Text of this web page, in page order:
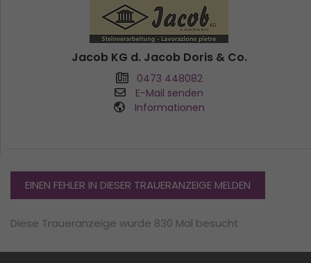
Jacob KG d. Jacob Doris & Co.
0473 448082
E-Mail senden
Informationen
EINEN FEHLER IN DIESER TRAUERANZEIGE MELDEN
Diese Traueranzeige wurde 830 Mal besucht